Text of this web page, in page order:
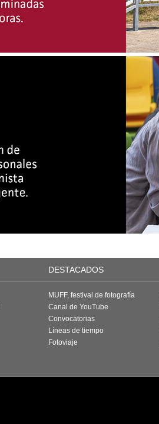
DESTACADOS
MUFF, festival de fotografía
Canal de YouTube
Convocatorias
Líneas de tiempo
Fotoviaje